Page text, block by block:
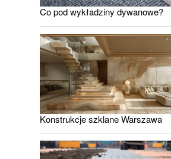
Co pod wykładziny dywanowe?
Konstrukcje szklane Warszawa